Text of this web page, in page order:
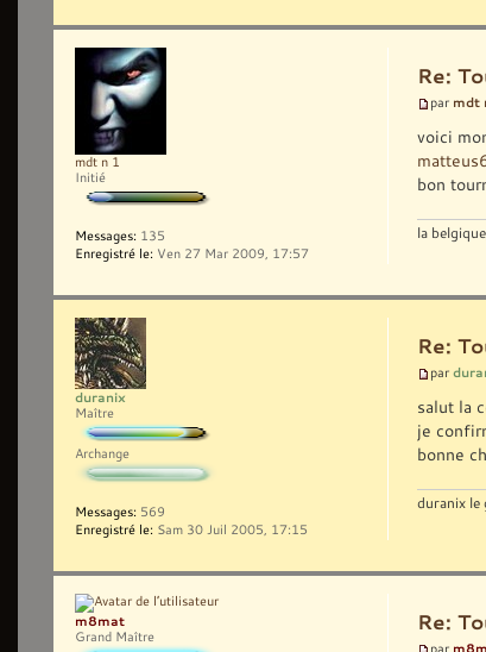
Re:
par mdt
voici
bon
la
mdt n 1
Initié
Messages: 135
Enregistré le: Ven 27 Mar 2009, 17:57
Re:
par
salut la
je
bonne
duranix le
duranix
Maître
Archange
Messages: 569
Enregistré le: Sam 30 Juil 2005, 17:15
Re:
par
m8mat
Grand Maître